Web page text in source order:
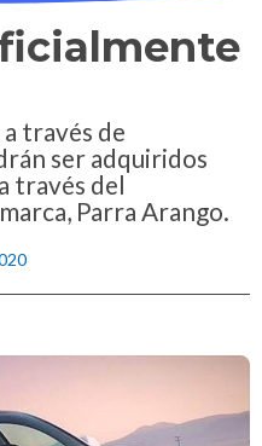
través de
ser adquiridos
través del
Parra Arango.